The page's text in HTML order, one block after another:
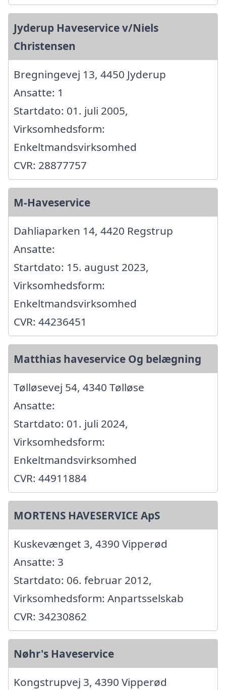
Jyderup Haveservice v/Niels
Christensen
Bregningevej 13, 4450 Jyderup
Ansatte: 1
Startdato: 01. juli 2005,
Virksomhedsform:
Enkeltmandsvirksomhed
CVR: 28877757
M-Haveservice
Dahliaparken 14, 4420 Regstrup
Ansatte:
Startdato: 15. august 2023,
Virksomhedsform:
Enkeltmandsvirksomhed
CVR: 44236451
Matthias haveservice Og belægning
Tølløsevej 54, 4340 Tølløse
Ansatte:
Startdato: 01. juli 2024,
Virksomhedsform:
Enkeltmandsvirksomhed
CVR: 44911884
MORTENS HAVESERVICE ApS
Kuskevænget 3, 4390 Vipperød
Ansatte: 3
Startdato: 06. februar 2012,
Virksomhedsform: Anpartsselskab
CVR: 34230862
Nøhr's Haveservice
Kongstrupvej 3, 4390 Vipperød